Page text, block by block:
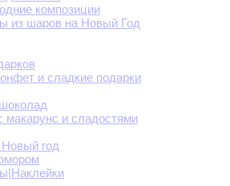
композиции
из шаров на Новый Год
и сладкие подарки
макарунс и сладостями
год